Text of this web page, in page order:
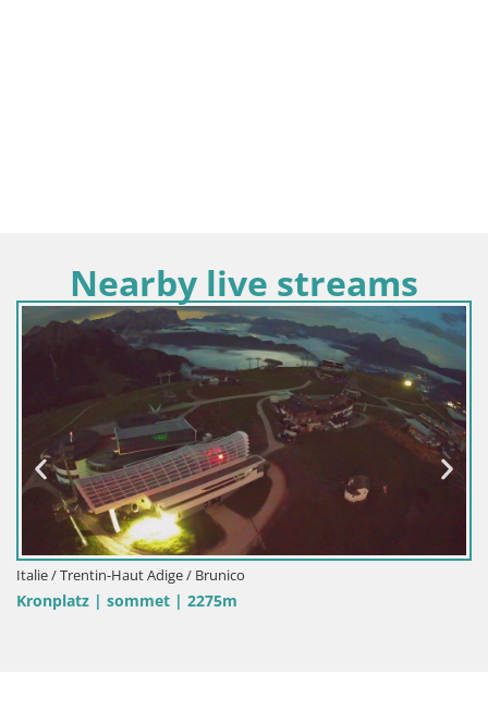
Nearby live streams
Italie / Trentin-Haut Adige / Rio Pusteria-Mühlbach
Hotel Masl | Rio Pusteria | Valles